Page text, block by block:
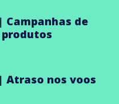
| Campanhas de
| Atraso nos voos